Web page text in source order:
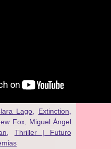
Lago Extinction
Fox, Miguel Ángel
Thriller | Futuro